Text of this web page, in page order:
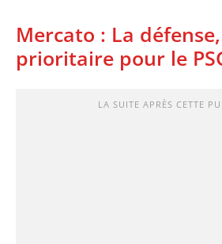
Mercato : La
prioritaire pour le
LA SUITE APRÈS CETTE